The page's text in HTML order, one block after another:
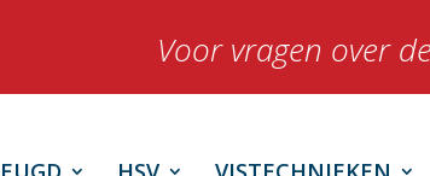
Voor vragen over